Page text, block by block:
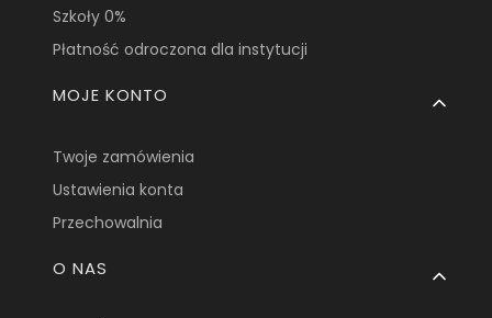
Szkoły 0%
Płatność odroczona dla instytucji
MOJE KONTO
Twoje zamówienia
Ustawienia konta
Przechowalnia
O NAS